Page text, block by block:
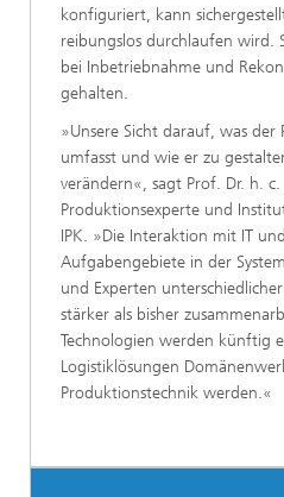
konfiguriert, kann
reibungslos durchlaufen wird.
bei Inbetriebnahme und
gehalten.
»Unsere Sicht darauf, was der
umfasst und wie er zu
verändern«, sagt Prof. Dr. h.
Produktionsexperte und
IPK. »Die Interaktion mit IT
Aufgabengebiete in der
und Experten
stärker als bisher
Technologien werden künftig
Logistiklösungen
Produktionstechnik werden.«